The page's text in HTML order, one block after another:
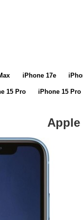
iPhone 17e
15 Pro iPhone 15 Pro
Apple